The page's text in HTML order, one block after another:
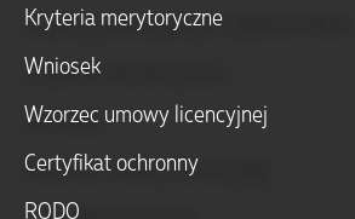
Kryteria merytoryczne
Wniosek
Wzorzec umowy licencyjnej
Certyfikat ochronny
RODO